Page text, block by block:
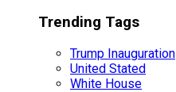
Trending Tags
Trump Inauguration
United Stated
White House